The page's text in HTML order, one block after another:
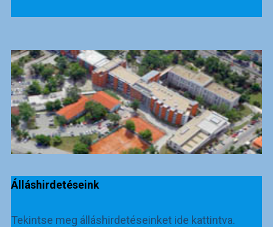
Álláshirdetéseink
Tekintse meg álláshirdetéseinket ide kattintva.